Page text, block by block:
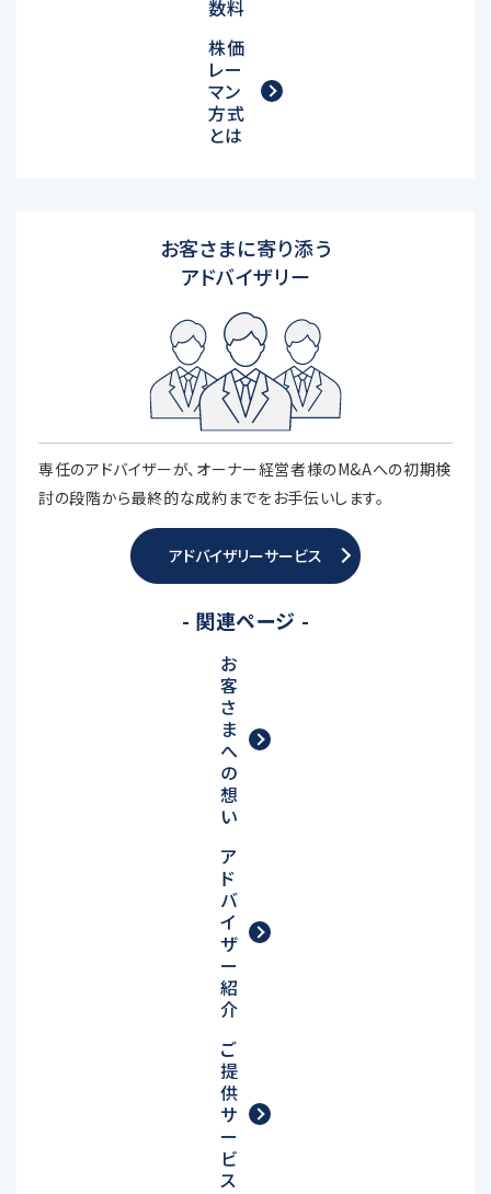
数料
株価
レー
マン
方式
とは
お客さまに寄り添う
アドバイザリー
専任のアドバイザーが、オーナー経営者様のM&Aへの初期検
討の段階から最終的な成約までをお手伝いします。
アドバイザリーサービス
- 関連ページ -
お
客
さ
ま
へ
の
想
い
ア
ド
バ
イ
ザ
ー
紹
介
ご
提
供
サ
ー
ビ
ス